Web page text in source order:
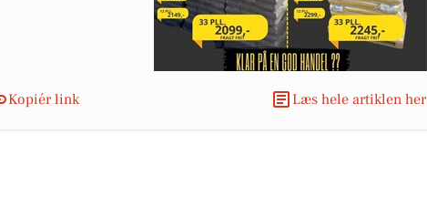
Kopiér link Læs hele artiklen her